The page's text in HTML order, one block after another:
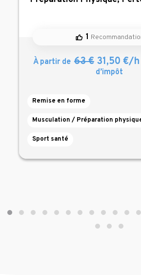
1
À partir de 63 €31,50 €/h
d’impôt
Remise en forme
Musculation / Préparation
Sport santé